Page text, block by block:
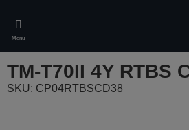
main
content
Menu
TM-T70II 4Y RTBS
SKU: CP04RTBSCD38